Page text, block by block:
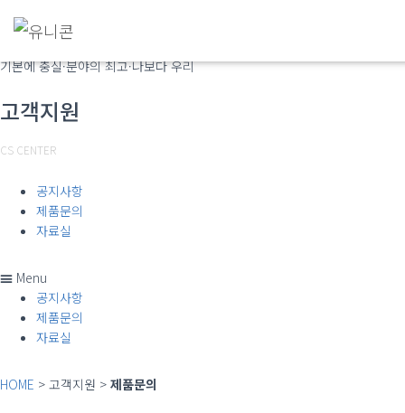
(주)유니콘
기본에 충실·분야의 최고·나보다 우리
고객지원
CS CENTER
공지사항
제품문의
자료실
Menu
공지사항
제품문의
자료실
HOME > 고객지원 > 제품문의